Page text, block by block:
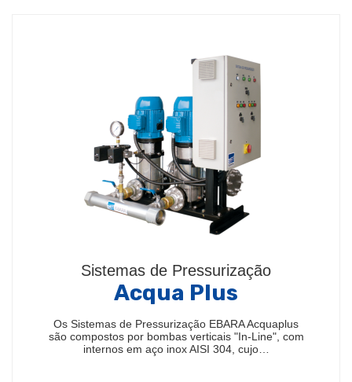
Sistemas de Pressurização
Acqua Plus
Os Sistemas de Pressurização EBARA Acquaplus
são compostos por bombas verticais "In-Line", com
internos em aço inox AISI 304, cujo…